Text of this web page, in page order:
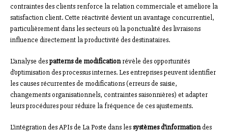
contraintes des clients renforce la relation commerciale et améliore la
satisfaction client. Cette réactivité devient un avantage concurrentiel,
particulièrement dans les secteurs où la ponctualité des livraisons
influence directement la productivité des destinataires.
L’analyse despatterns de modificationrévèle des opportunités
d’optimisation des processus internes. Les entreprises peuvent identifier
les causes récurrentes de modifications (erreurs de saisie,
changements organisationnels, contraintes saisonnières) et adapter
leurs procédures pour réduire la fréquence de ces ajustements.
L’intégration des APIs de La Poste dans lessystèmes d’informationdes